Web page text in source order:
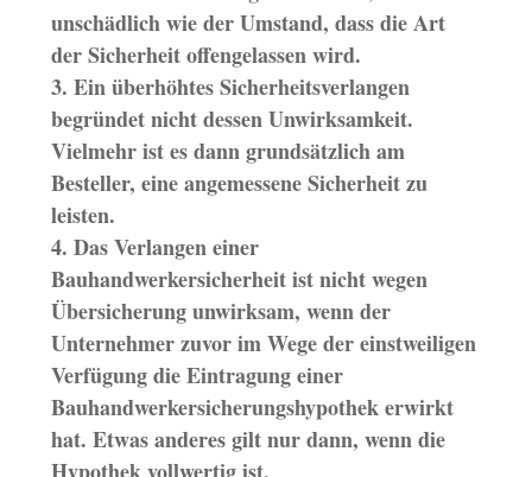
unschädlich wie der Umstand, dass die Art
der Sicherheit offengelassen wird.
3. Ein überhöhtes Sicherheitsverlangen
begründet nicht dessen Unwirksamkeit.
Vielmehr ist es dann grundsätzlich am
Besteller, eine angemessene Sicherheit zu
leisten.
4. Das Verlangen einer
Bauhandwerkersicherheit ist nicht wegen
Übersicherung unwirksam, wenn der
Unternehmer zuvor im Wege der einstweiligen
Verfügung die Eintragung einer
Bauhandwerkersicherungshypothek erwirkt
hat. Etwas anderes gilt nur dann, wenn die